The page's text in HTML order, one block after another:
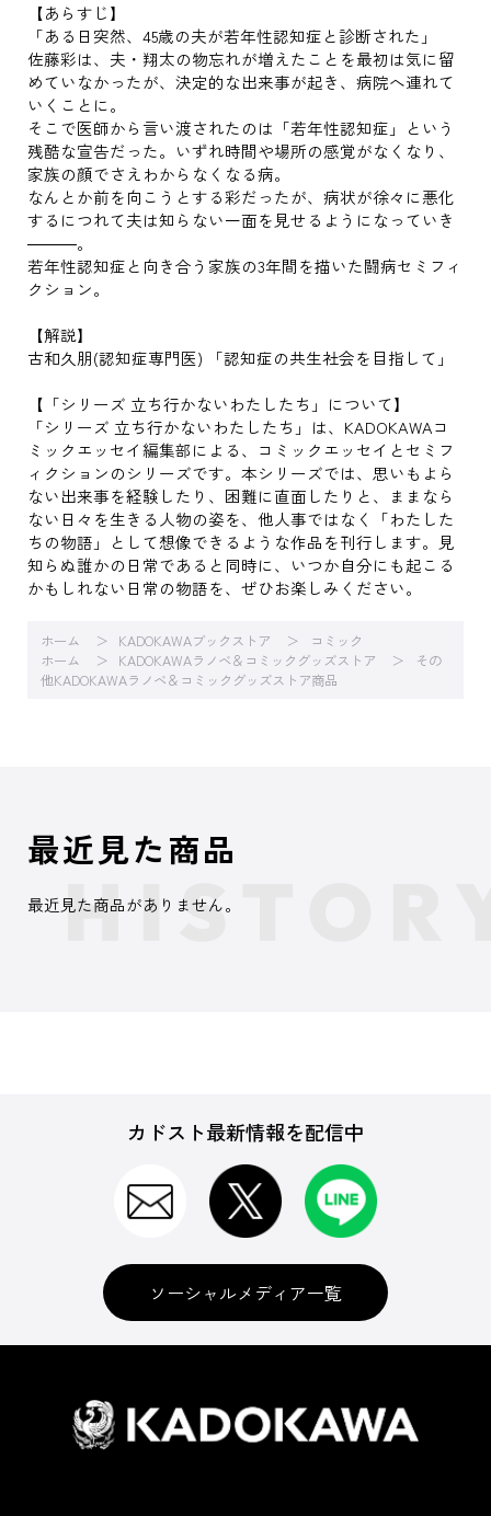
【あらすじ】
「ある日突然、45歳の夫が若年性認知症と診断された」
佐藤彩は、夫・翔太の物忘れが増えたことを最初は気に留
めていなかったが、決定的な出来事が起き、病院へ連れて
いくことに。
そこで医師から言い渡されたのは「若年性認知症」という
残酷な宣告だった。いずれ時間や場所の感覚がなくなり、
家族の顔でさえわからなくなる病。
なんとか前を向こうとする彩だったが、病状が徐々に悪化
するにつれて夫は知らない一面を見せるようになっていき
―――。
若年性認知症と向き合う家族の3年間を描いた闘病セミフィ
クション。
【解説】
古和久朋(認知症専門医) 「認知症の共生社会を目指して」
【「シリーズ 立ち行かないわたしたち」について】
「シリーズ 立ち行かないわたしたち」は、KADOKAWAコ
ミックエッセイ編集部による、コミックエッセイとセミフ
ィクションのシリーズです。本シリーズでは、思いもよら
ない出来事を経験したり、困難に直面したりと、ままなら
ない日々を生きる人物の姿を、他人事ではなく「わたした
ちの物語」として想像できるような作品を刊行します。見
知らぬ誰かの日常であると同時に、いつか自分にも起こる
かもしれない日常の物語を、ぜひお楽しみください。
ホーム KADOKAWAブックストア
コミック
ホーム
KADOKAWAラノベ＆コミックグッズストア
その
他KADOKAWAラノベ＆コミックグッズストア商品
最近見た商品
最近見た商品がありません。
カドスト最新情報を配信中
ソーシャルメディア一覧